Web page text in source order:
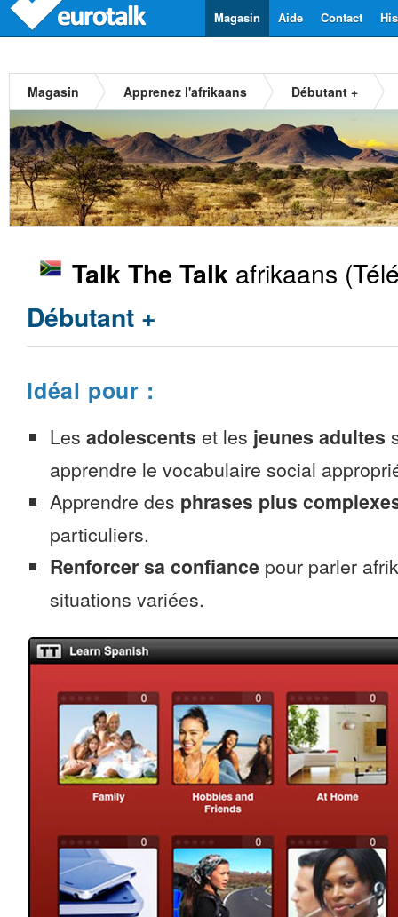
Contact
Aide
Magasin
Magasin Apprenez l'afrikaans Débutant +
Talk The Talk afrikaans
Débutant +
Idéal pour :
Les adolescents et les jeunes adultes
apprendre le vocabulaire social
Apprendre des phrases plus
particuliers.
Renforcer sa confiance pour parler
situations variées.